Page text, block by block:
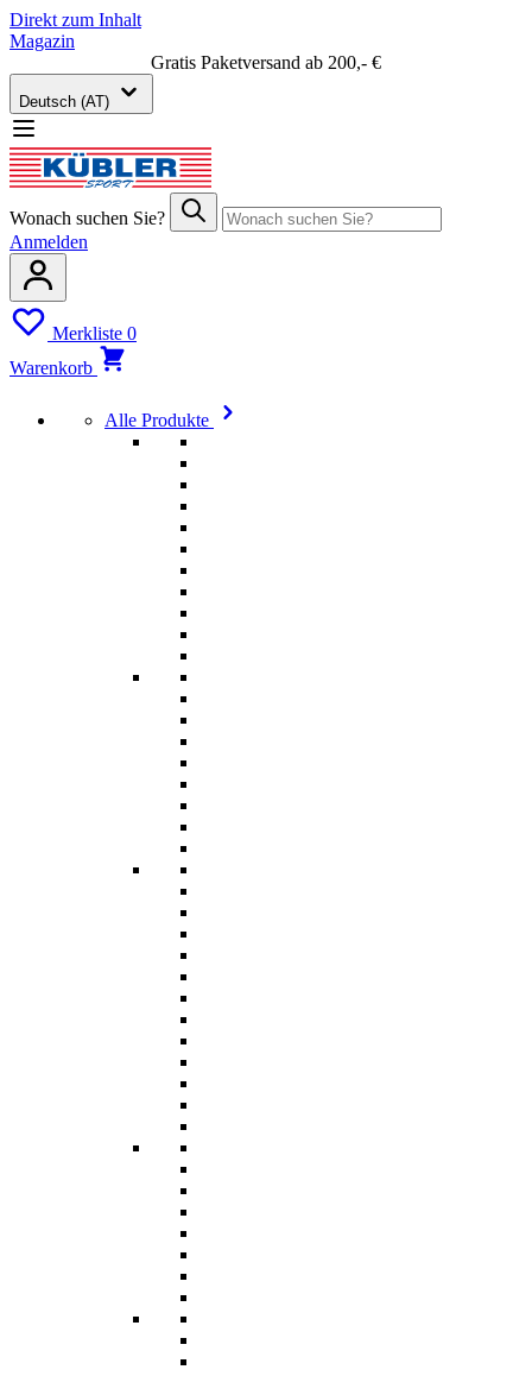
Direkt zum Inhalt
Magazin
Gratis Paketversand ab 200,- €
Deutsch (AT)
Wonach suchen Sie?
Anmelden
Merkliste 0
Warenkorb
Alle Produkte